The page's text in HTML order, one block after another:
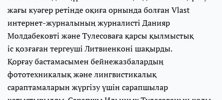
жағы куәгер ретінде оқиға орнында болған Vlast
интернет-журналының журналисті Данияр
Молдабековті және Тулесоваға қарсы қылмыстық
іс қозғаған тергеуші Литвиенконі шақырды.
Қорғау бастамасымен бейнежазбалардың
фототехникалық және лингвистикалық
сараптамаларын жүргізу үшін сарапшылар